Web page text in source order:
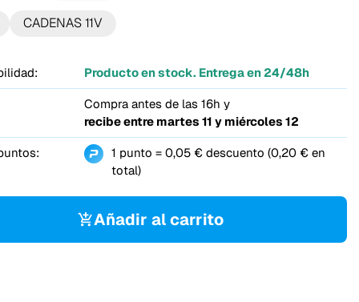
CADENAS 11V
Producto en stock. Entrega en 24/48h
Compra antes de las 16h y
recibe entre martes 11 y miércoles 12
1 punto = 0,05 € descuento (0,20 € en
total)
Añadir al carrito